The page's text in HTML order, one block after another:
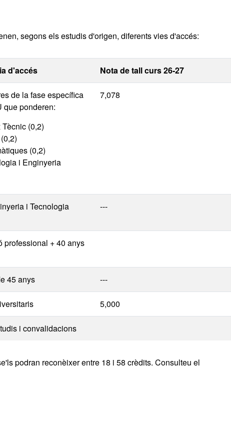
segons els estudis d'origen, diferents vies d'accés:
d'accés Nota de tall curs 26-27
de la fase específica
que ponderen:
(0,2)
(0,2)
i Enginyeria
7,078
i Tecnologia ---
professional + 40 anys
45 anys ---
5,000
i convalidacions
podran reconèixer entre 18 i 58 crèdits. Consulteu el